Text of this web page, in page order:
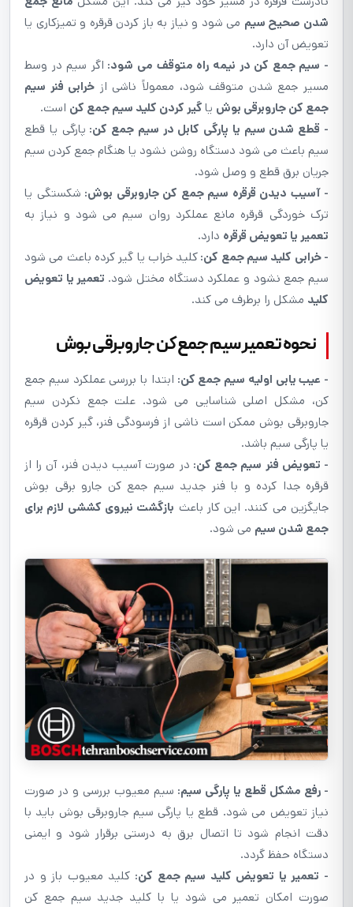
شدن صحیح سیم می شود و نیاز به باز کردن قرقره و تمیزکاری یا
تعویض آن دارد.
- سیم جمع کن در نیمه راه متوقف می شود: اگر سیم در وسط
مسیر جمع شدن متوقف شود، معمولاً ناشی از خرابی فنر سیم
جمع کن جاروبرقی بوش یاگیر کردن کلید سیم جمع کن است.
- قطع شدن سیم یا پارگی کابل در سیم جمع کن: پارگی یا قطع
سیم باعث می شود دستگاه روشن نشود یا هنگام جمع کردن سیم
جریان برق قطع و وصل شود.
- آسیب دیدن قرقره سیم جمع کن جاروبرقی بوش: شکستگی یا
ترک خوردگی قرقره مانع عملکرد روان سیم می شود و نیاز به
تعمیر یا تعویض قرقره دارد.
- خرابی کلید سیم جمع کن:کلید خراب یا گیر کرده باعث می شود
سیم جمع نشود و عملکرد دستگاه مختل شود. تعمیر یا تعویض
کلید مشکل را برطرف می کند.
نحوه تعمیر سیم جمع کن جاروبرقی بوش
- عیب یابی اولیه سیم جمع کن: ابتدا با بررسی عملکرد سیم جمع
کن، مشکل اصلی شناسایی می شود. علت جمع نکردن سیم
جاروبرقی بوش ممکن است ناشی از فرسودگی فنر، گیر کردن قرقره
یا پارگی سیم باشد.
- تعویض فنر سیم جمع کن: در صورت آسیب دیدن فنر، آن را از
قرقره جدا کرده و با فنر جدید سیم جمع کن جارو برقی بوش
جایگزین می کنند. این کار باعث بازگشت نیروی کششی لازم برای
جمع شدن سیم می شود.
- رفع مشکل قطع یا پارگی سیم: سیم معیوب بررسی و در صورت
نیاز تعویض می شود. قطع یا پارگی سیم جاروبرقی بوش باید با
دقت انجام شود تا اتصال برق به درستی برقرار شود و ایمنی
دستگاه حفظ گردد.
- تعمیر یا تعویض کلید سیم جمع کن: کلید معیوب باز و در
صورت امکان تعمیر می شود یا با کلید جدید سیم جمع کن